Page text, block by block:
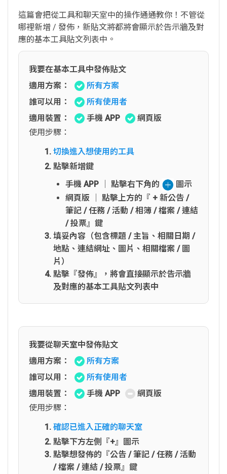
這篇會把從工具和聊天室中的操作通通教你！不管從
哪裡新增 / 發佈，新貼文將都將會顯示於告示牆及對
應的基本工具貼文列表中。
我要在基本工具中發佈貼文
適用方案：
所有方案
誰可以用：
所有使用者
適用裝置：
手機 APP
網頁版
使用步驟：
切換進入想使用的工具
點擊新增鍵
手機 APP │ 點擊右下角的
圖示
網頁版 │ 點擊上方的『 + 新公告 /
筆記 / 任務 / 活動 / 相簿 / 檔案 / 連結
/ 投票』鍵
填妥內容（包含標題 / 主旨、相關日期 /
地點、連結網址、圖片、相關檔案 / 圖
片）
點擊『發佈』，將會直接顯示於告示牆
及對應的基本工具貼文列表中
我要從聊天室中發佈貼文
適用方案：
所有方案
誰可以用：
所有使用者
適用裝置：
手機 APP
網頁版
使用步驟：
確認已進入正確的聊天室
點擊下方左側『+』圖示
點擊想發佈的『公告 / 筆記 / 任務 / 活動
/ 檔案 / 連結 / 投票』鍵